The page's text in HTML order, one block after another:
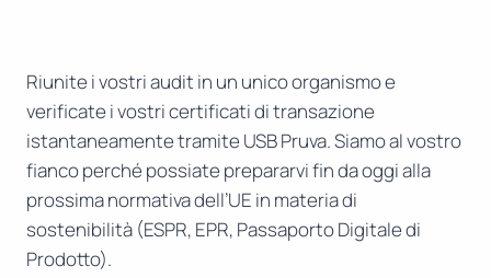
Riunite i vostri audit in un unico organismo e
verificate i vostri certificati di transazione
istantaneamente tramite USB Pruva. Siamo al vostro
fianco perché possiate prepararvi fin da oggi alla
prossima normativa dell’UE in materia di
sostenibilità (ESPR, EPR, Passaporto Digitale di
Prodotto).